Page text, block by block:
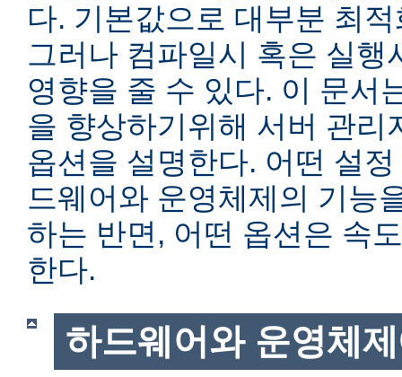
다. 기본값으로 대부분 최
그러나 컴파일시 혹은 실행
영향을 줄 수 있다. 이 문서
을 향상하기위해 서버 관리
옵션을 설명한다. 어떤 설
드웨어와 운영체제의 기능
하는 반면, 어떤 옵션은 속
한다.
하드웨어와 운영체